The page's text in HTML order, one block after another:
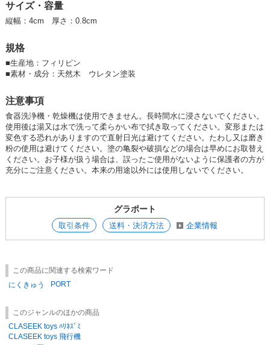
サイズ・容量
縦幅：4cm 厚さ：0.8cm
規格
■生産地：フィリピン
■素材・成分：天然木 ウレタン塗装
注意事項
食器洗浄機・乾燥機は使用できません。長時間水に浸さないでください。
使用後は湯又は水で洗って柔らかい布で拭き取ってください。変形または
変色する恐れがありますので直射日光は避けてください。たわし又は磨き
粉の使用は避けてください。塗の亀裂や破損などの場合は早めにお取替え
ください。お子様が扱う場合は、誤ったご使用がないように保護者の方が
充分にご注意ください。本来の用途以外には使用しないでください。
グラポート
取引条件 送料・決済方法 企業情報
この商品に関連する検索ワード
にくきゅう
PORT
このジャンルのほかの商品
CLASEEK toys ﾊﾘﾈｽﾞﾐ
CLASEEK toys 飛行機